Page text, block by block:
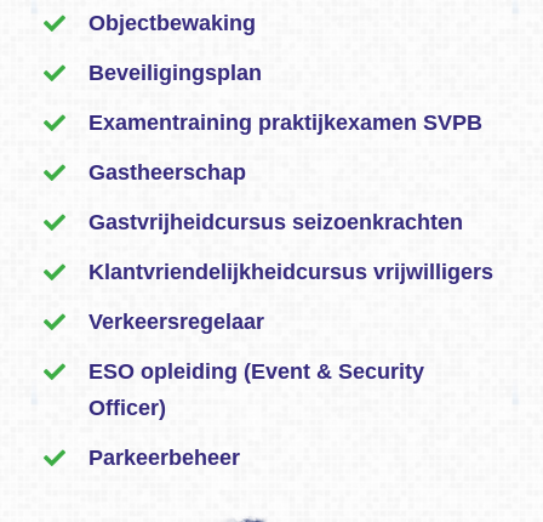
Objectbewaking
Beveiligingsplan
Examentraining praktijkexamen SVPB
Gastheerschap
Gastvrijheidcursus seizoenkrachten
Klantvriendelijkheidcursus vrijwilligers
Verkeersregelaar
ESO opleiding (Event & Security
Officer)
Parkeerbeheer